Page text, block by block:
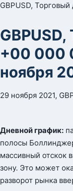
GBPUSD,
+00 000
ноября
29 ноября 2021,
Дневной график:
полосы
массивный отскок
зону. Это может
разворот рынка